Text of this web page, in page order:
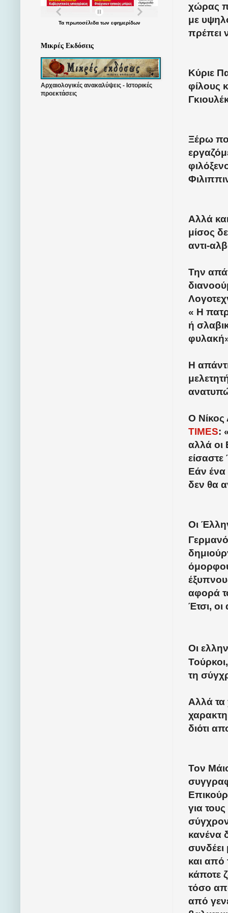
χώρας
με
πρέπει
Κύριε
φίλους
Ξέρω
Αλλά
μίσος
αντι-
Την
« Η
ή
Η
Ο Νίκος
TIMES:
αλλά οι
Εάν ένα
δεν θα
Οι
αφορά
Έτσι, οι
Οι
τη
Αλλά τα
διότι
Τον
για
κανένα
και
κάποτε
τόσο
από
Τα πρωτοσέλιδατων εφημερίδων
Μικρές Εκδόσεις
Αρχαιολογικές ανακαλύψεις - Ιστορικές
προεκτάσεις